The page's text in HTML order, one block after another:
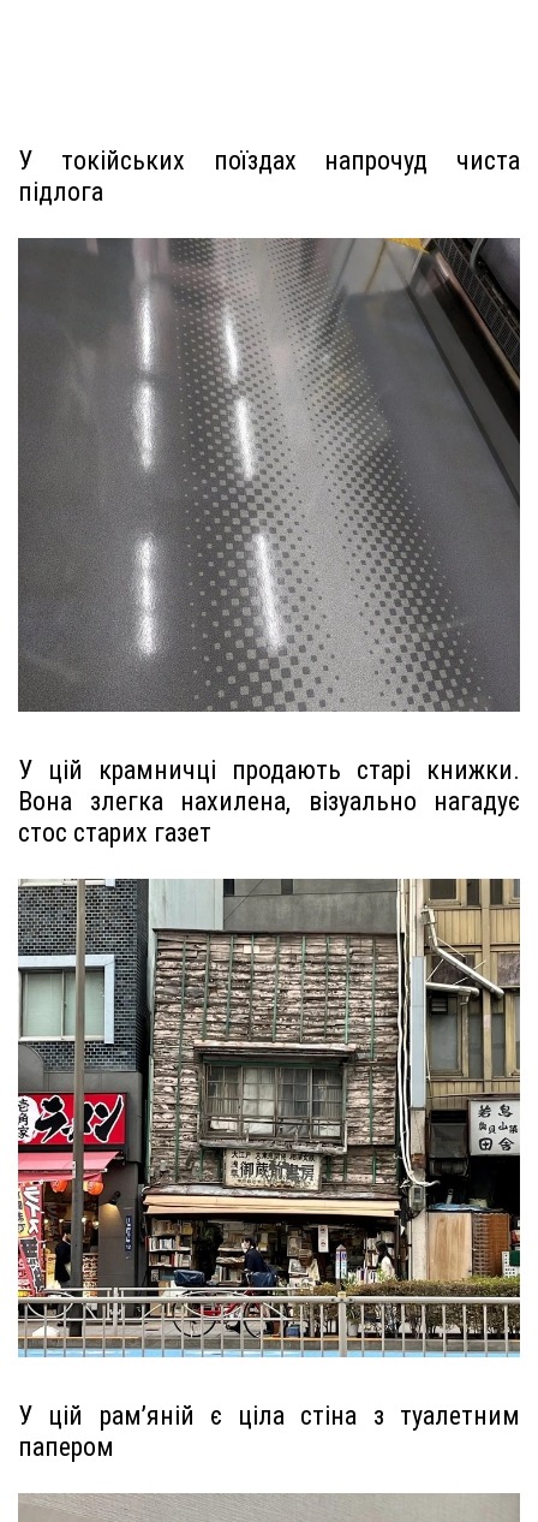
У токійських поїздах напрочуд чиста
підлога
У цій крамничці продають старі книжки.
Вона злегка нахилена, візуально нагадує
стос старих газет
У цій рам’яній є ціла стіна з туалетним
папером